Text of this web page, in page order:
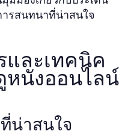
รสนทนาที่น่าสนใจ
ละเทคนิค
หนังออนไลน์
น่าสนใจ